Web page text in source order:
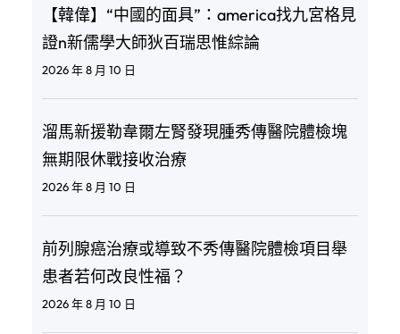
【韓偉】“中國的面具”：america找九宮格見
證n新儒學大師狄百瑞思惟綜論
2026 年 8 月 10 日
溜馬新援勒韋爾左腎發現腫秀傳醫院體檢塊
無期限休戰接收治療
2026 年 8 月 10 日
前列腺癌治療或導致不秀傳醫院體檢項目舉
患者若何改良性福？
2026 年 8 月 10 日